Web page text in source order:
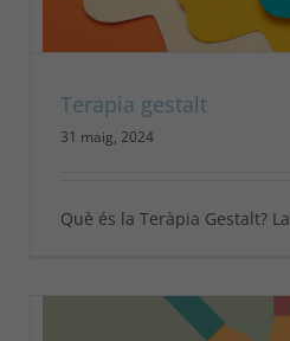
Terapia gestalt
31 maig, 2024
Què és la Teràpia Gestalt?